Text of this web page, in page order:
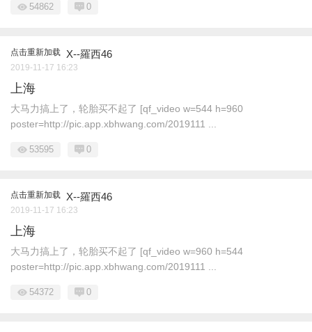
54862 0
点击重新加载 X--羅西46
2019-11-17 16:23
上海
大马力搞上了，轮胎买不起了 [qf_video w=544 h=960
poster=http://pic.app.xbhwang.com/2019111 ...
53595 0
点击重新加载 X--羅西46
2019-11-17 16:23
上海
大马力搞上了，轮胎买不起了 [qf_video w=960 h=544
poster=http://pic.app.xbhwang.com/2019111 ...
54372 0